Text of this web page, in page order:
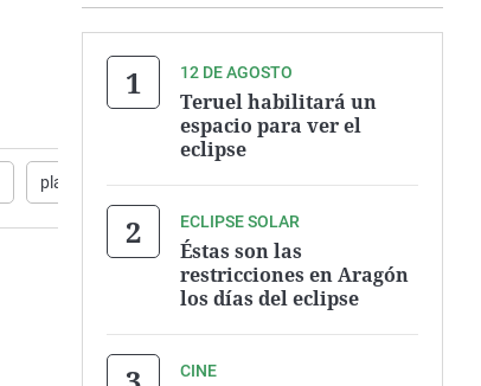
plaga ratas
12 DE AGOSTO
Teruel habilitará un
espacio para ver el
eclipse
ECLIPSE SOLAR
Éstas son las
restricciones en Aragón
los días del eclipse
CINE